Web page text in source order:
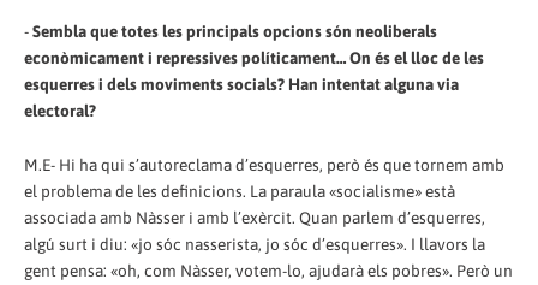
-Sembla que totes les principals opcions són neoliberals
econòmicament i repressives políticament… On és el lloc de les
esquerres i dels moviments socials? Han intentat alguna via
electoral?
M.E- Hi ha qui s’autoreclama d’esquerres, però és que tornem amb
el problema de les definicions. La paraula «socialisme» està
associada amb Nàsser i amb l’exèrcit. Quan parlem d’esquerres,
algú surt i diu: «jo sóc nasserista, jo sóc d’esquerres». I llavors la
gent pensa: «oh, com Nàsser, votem-lo, ajudarà els pobres». Però un